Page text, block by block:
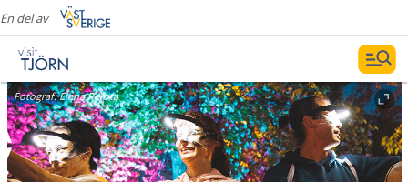
En del av
Fotograf:Elena Perota